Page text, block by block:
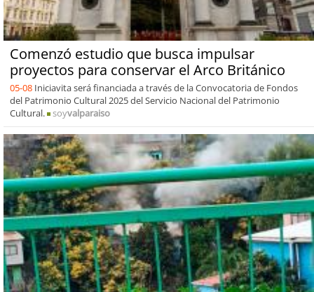
Comenzó estudio que busca impulsar
proyectos para conservar el Arco Británico
05-08 Iniciavita será financiada a través de la Convocatoria de Fondos
del Patrimonio Cultural 2025 del Servicio Nacional del Patrimonio
Cultural.
soyvalparaiso